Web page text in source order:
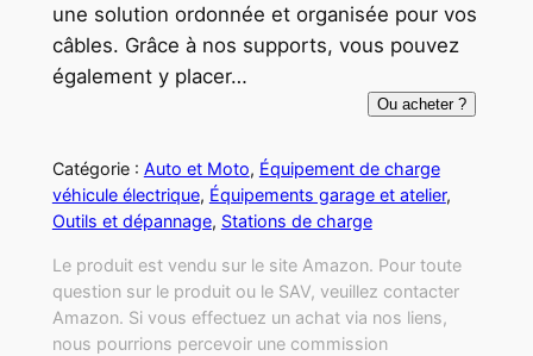
une solution ordonnée et organisée pour vos
câbles. Grâce à nos supports, vous pouvez
également y placer…
Ou acheter ?
Catégorie : Auto et Moto, Équipement de charge
véhicule électrique, Équipements garage et atelier
Outils et dépannage, Stations de charge
Le produit est vendu sur le site Amazon. Pour toute
question sur le produit ou le SAV, veuillez contacter
Amazon. Si vous effectuez un achat via nos liens,
nous pourrions percevoir une commission